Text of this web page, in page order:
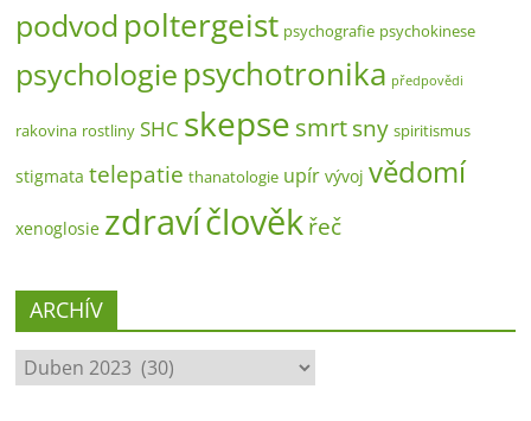
podvod poltergeist psychografie psychokinese
psychologie psychotronika předpovědi
rakovina rostliny SHC skepse smrtsny spiritismus
stigmata telepatie thanatologie upír vývoj vědomí
xenoglosie zdravíčlověkřeč
ARCHÍV
ARCHÍV